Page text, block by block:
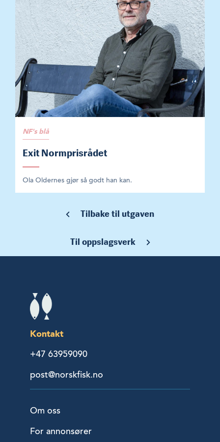
NF's blå
Exit Normprisrådet
Ola Oldernes gjør så godt han kan.
Tilbake til utgaven
Til oppslagsverk
Kontakt
+47 63959090
post@norskfisk.no
Om oss
For annonsører